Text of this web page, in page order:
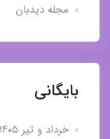
مجله دیدبان
بایگانی
خرداد و تیر ۱۴۰۵